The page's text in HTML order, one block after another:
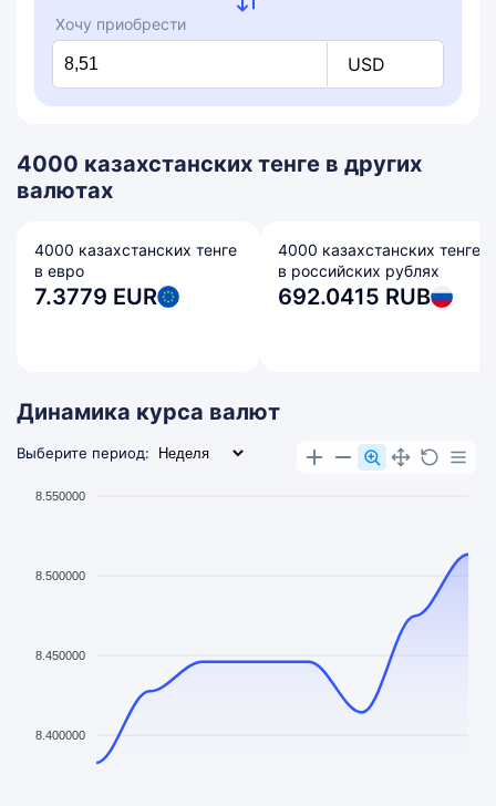
Хочу приобрести
USD
4000 казахстанских тенге в других
валютах
4000 казахстанских тенге
в евро
7.3779 EUR
4000 казахстанских тенге
в российских рублях
692.0415 RUB
Динамика курса валют
Выберите период:
8.550000
8.500000
8.450000
8.400000